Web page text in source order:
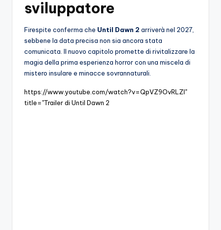
sviluppatore
Firespite conferma che Until Dawn 2 arriverà nel 2027,
sebbene la data precisa non sia ancora stata
comunicata. Il nuovo capitolo promette di rivitalizzare la
magia della prima esperienza horror con una miscela di
mistero insulare e minacce sovrannaturali.
https://www.youtube.com/watch?v=QpVZ9OvRLZI"
title="Trailer di Until Dawn 2